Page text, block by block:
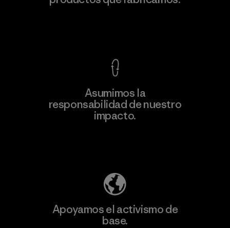
información
Asumimos la
responsabilidad de nuestro
impacto.
Apoyamos el activismo de
base.